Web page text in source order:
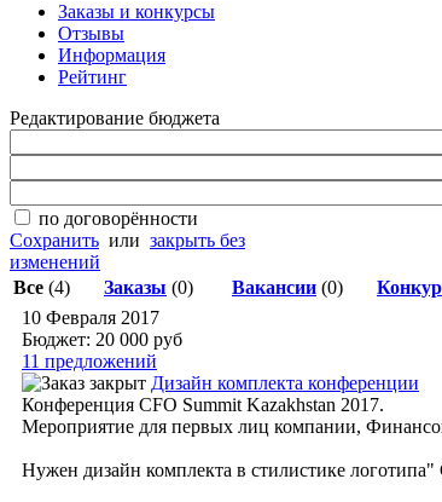
Заказы и конкурсы
Отзывы
Информация
Рейтинг
Редактирование бюджета
по договорённости
Сохранить или закрыть без
изменений
Все (4) Заказы (0) Вакансии (0)
10 Февраля 2017
Бюджет: 20 000 руб
11 предложений
Дизайн комплекта конференции
Конференция CFO Summit Kazakhstan 2017.
Мероприятие для первых лиц компании,
Нужен дизайн комплекта в стилистике логотипа"